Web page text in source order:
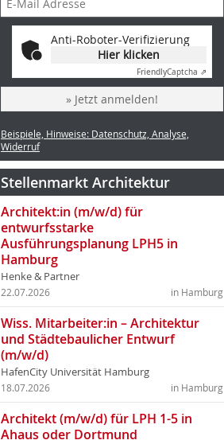
Anti-Roboter-Verifizierung
Hier klicken
FriendlyCaptcha ⇗
» Jetzt anmelden!
Beispiele, Hinweise: Datenschutz, Analyse,
Widerruf
Stellenmarkt Architektur
Architekt:in (m/w/d) für
entwurfsstarke
Ausführungsplanung LPH5 in
Hamburg
Henke & Partner
in Hamburg
22.07.2026
Wiss. Mitarbeiter:in – Architektur
und Städtebaulicher Entwurf
(m/w/d)
HafenCity Universität Hamburg
in Hamburg
18.07.2026
Architekt (m/w/d) für LPH 1-5 in
Ahaus oder Dortmund